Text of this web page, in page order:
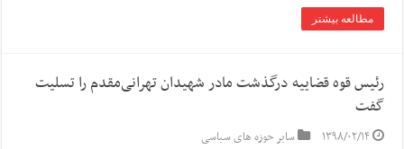
مطالعه بیشتر
رئیس قوه قضاییه درگذشت مادر شهیدان تهرانی‌مقدم را تسلیت
گفت
۱۳۹۸/۰۲/۱۴ سایر حوزه های سیاسی